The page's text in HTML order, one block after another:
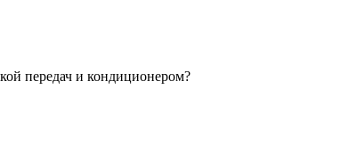
передач и кондиционером?